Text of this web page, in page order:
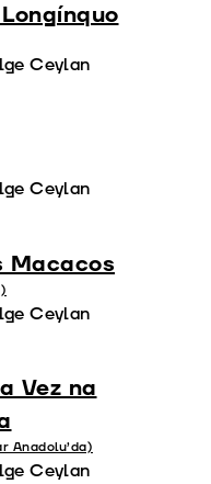
Ceylan
Ceylan
Macacos
Ceylan
Vez na
Anadolu’da)
Ceylan